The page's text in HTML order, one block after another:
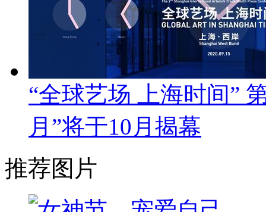
“全球艺场 上海时间”
月”将于10月揭幕
推荐图片